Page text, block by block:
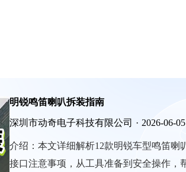
明锐鸣笛喇叭拆装指南
深圳市动奇电子科技有限公司 · 2026-06-
介绍： 本文详细解析12款明锐车型鸣笛喇
接口注意事项，从工具准备到安全操作，